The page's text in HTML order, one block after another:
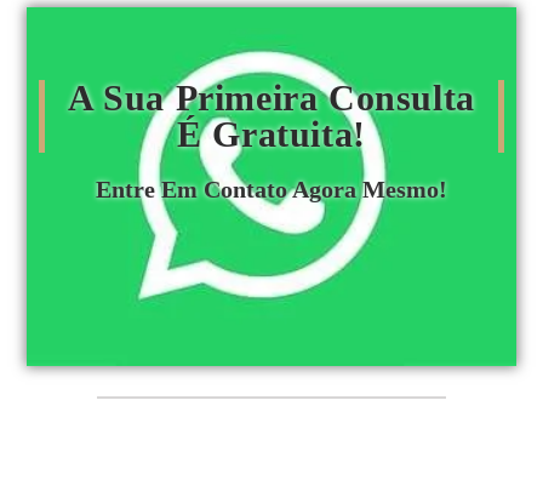
A Sua Primeira Consulta
É Gratuita!
Entre Em Contato Agora Mesmo!